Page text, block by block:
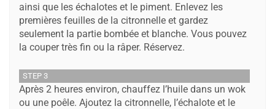
ainsi que les échalotes et le piment. Enlevez les
premières feuilles de la citronnelle et gardez
seulement la partie bombée et blanche. Vous pouvez
la couper très fin ou la râper. Réservez.
STEP 3
Après 2 heures environ, chauffez l’huile dans un wok
ou une poêle. Ajoutez la citronnelle, l’échalote et le